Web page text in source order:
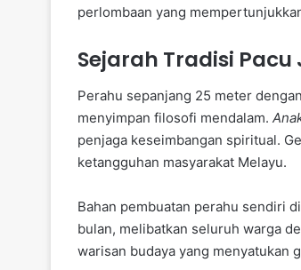
perlombaan yang
Sejarah Tradisi Pacu
Perahu sepanjang 25 meter
menyimpan filosofi mendalam.
penjaga keseimbangan spiritual.
ketangguhan masyarakat Melayu.
Bahan pembuatan perahu sendiri
bulan, melibatkan seluruh warga
warisan budaya yang menyatukan